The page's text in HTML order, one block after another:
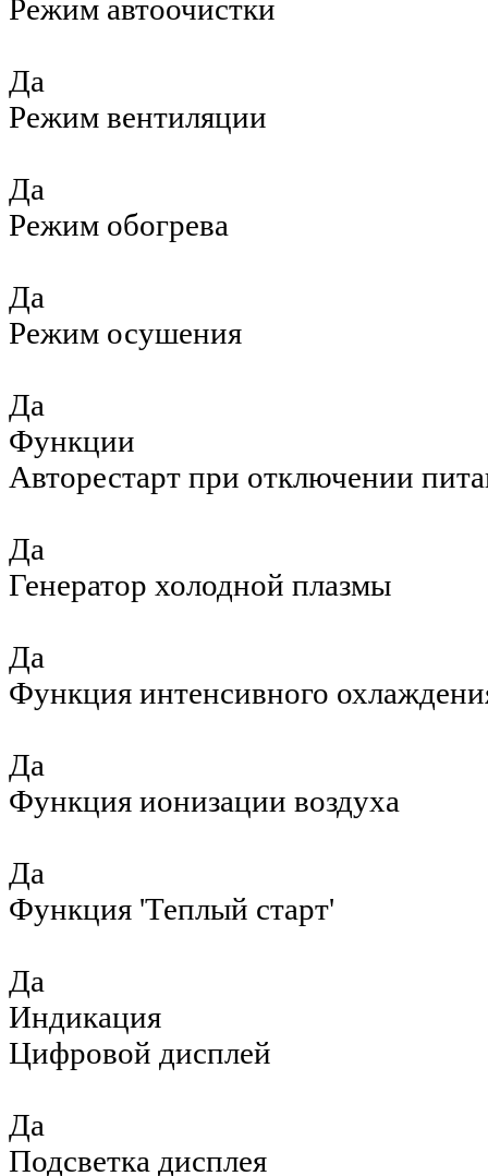
Режим автоочистки
Да
Режим вентиляции
Да
Режим обогрева
Да
Режим осушения
Да
Функции
Авторестарт при отключении
Да
Генератор холодной плазмы
Да
Функция интенсивного
Да
Функция ионизации воздуха
Да
Функция 'Теплый старт'
Да
Индикация
Цифровой дисплей
Да
Подсветка дисплея